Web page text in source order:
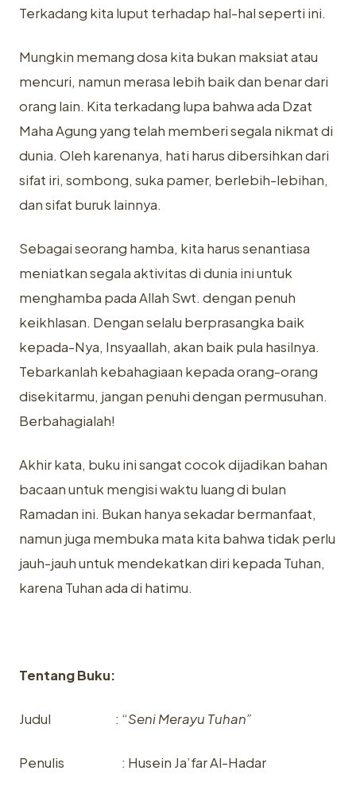
Terkadang kita luput terhadap hal-hal seperti ini.
Mungkin memang dosa kita bukan maksiat atau
mencuri, namun merasa lebih baik dan benar dari
orang lain. Kita terkadang lupa bahwa ada Dzat
Maha Agung yang telah memberi segala nikmat di
dunia. Oleh karenanya, hati harus dibersihkan dari
sifat iri, sombong, suka pamer, berlebih-lebihan,
dan sifat buruk lainnya.
Sebagai seorang hamba, kita harus senantiasa
meniatkan segala aktivitas di dunia ini untuk
menghamba pada Allah Swt. dengan penuh
keikhlasan. Dengan selalu berprasangka baik
kepada-Nya, Insyaallah, akan baik pula hasilnya.
Tebarkanlah kebahagiaan kepada orang-orang
disekitarmu, jangan penuhi dengan permusuhan.
Berbahagialah!
Akhir kata, buku ini sangat cocok dijadikan bahan
bacaan untuk mengisi waktu luang di bulan
Ramadan ini. Bukan hanya sekadar bermanfaat,
namun juga membuka mata kita bahwa tidak perlu
jauh-jauh untuk mendekatkan diri kepada Tuhan,
karena Tuhan ada di hatimu.
Tentang Buku:
Judul : “Seni Merayu Tuhan”
Penulis : Husein Ja’far Al-Hadar